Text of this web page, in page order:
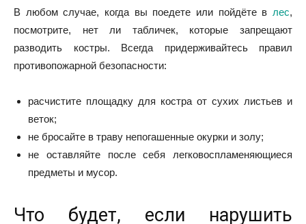
В любом случае, когда вы поедете или пойдёте в лес,
посмотрите, нет ли табличек, которые запрещают
разводить костры. Всегда придерживайтесь правил
противопожарной безопасности:
расчистите площадку для костра от сухих листьев и
веток;
не бросайте в траву непогашенные окурки и золу;
не оставляйте после себя легковоспламеняющиеся
предметы и мусор.
Что будет, если нарушить